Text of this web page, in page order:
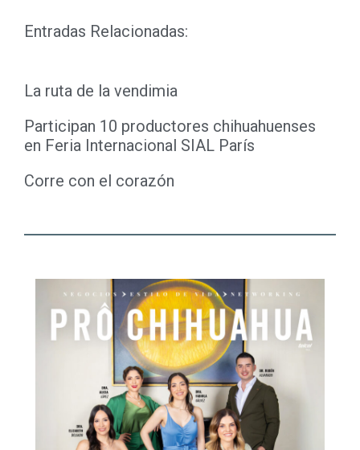
Entradas Relacionadas:
La ruta de la vendimia
Participan 10 productores chihuahuenses
en Feria Internacional SIAL París
Corre con el corazón